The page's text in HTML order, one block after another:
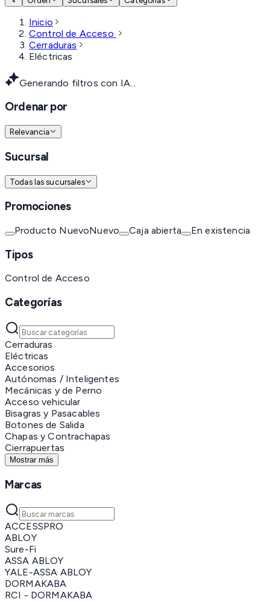
Inicio
Control de Acceso
Cerraduras
Eléctricas
Generando filtros con IA...
Ordenar por
Relevancia
Sucursal
Todas las sucursales
Promociones
Producto NuevoNuevo Caja abierta En existencia
Tipos
Control de Acceso
Categorías
Cerraduras
Eléctricas
Accesorios
Autónomas / Inteligentes
Mecánicas y de Perno
Acceso vehicular
Bisagras y Pasacables
Botones de Salida
Chapas y Contrachapas
Cierrapuertas
Mostrar más
Marcas
ACCESSPRO
ABLOY
Sure-Fi
ASSA ABLOY
YALE-ASSA ABLOY
DORMAKABA
RCI - DORMAKABA